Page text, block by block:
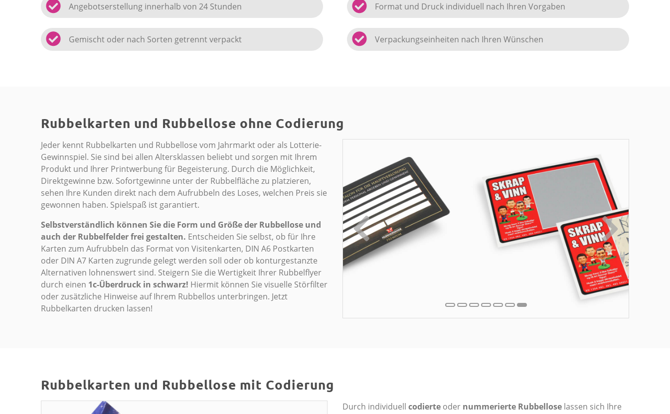
Angebotserstellung innerhalb von 24 Stunden Format und Druck individuell nach Ihren Vorgaben
Gemischt oder nach Sorten getrennt verpackt Verpackungseinheiten nach Ihren Wünschen
Rubbelkarten und Rubbellose ohne Codierung
Jeder kennt Rubbelkarten und Rubbellose vom Jahrmarkt oder als Lotterie-
Gewinnspiel. Sie sind bei allen Altersklassen beliebt und sorgen mit Ihrem
Produkt und Ihrer Printwerbung für Begeisterung. Durch die Möglichkeit,
Direktgewinne bzw. Sofortgewinne unter der Rubbelfläche zu platzieren,
sehen Ihre Kunden direkt nach dem Aufrubbeln des Loses, welchen Preis sie
gewonnen haben. Spielspaß ist garantiert.
Selbstverständlich können Sie die Form und Größe der Rubbellose und
auch der Rubbelfelder frei gestalten. Entscheiden Sie selbst, ob für Ihre
Karten zum Aufrubbeln das Format von Visitenkarten, DIN A6 Postkarten
oder DIN A7 Karten zugrunde gelegt werden soll oder ob konturgestanzte
Alternativen lohnenswert sind. Steigern Sie die Wertigkeit Ihrer Rubbelflyer
durch einen 1c-Überdruck in schwarz! Hiermit können Sie visuelle Störfilter
oder zusätzliche Hinweise auf Ihrem Rubbellos unterbringen. Jetzt
Rubbelkarten drucken lassen!
Rubbelkarten und Rubbellose mit Codierung
Durch individuell codierte oder nummerierte Rubbellose lassen sich Ihre